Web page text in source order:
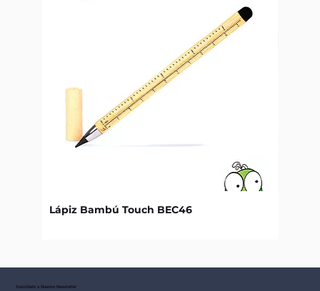
Lápiz Bambú Touch BEC46
Suscribete a Nuestro Newsletter